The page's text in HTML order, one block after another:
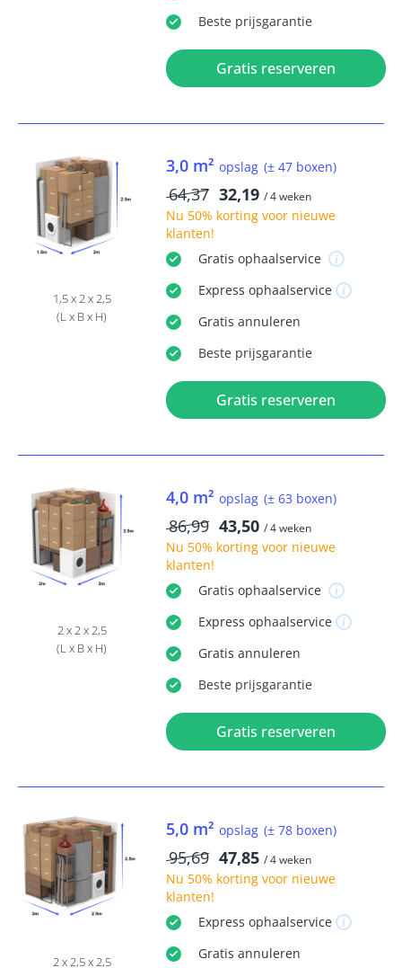
Beste prijsgarantie
Gratis reserveren
1,5 x 2 x 2,5
(L x B x H)
3,0 m² opslag (± 47 boxen)
64,37 32,19 / 4 weken
Nu 50% kortingvoor nieuwe
klanten!
Gratis ophaalservice
Express ophaalservice
Gratis annuleren
Beste prijsgarantie
Gratis reserveren
2 x 2 x 2,5
(L x B x H)
4,0 m² opslag (± 63 boxen)
86,99 43,50 / 4 weken
Nu 50% kortingvoor nieuwe
klanten!
Gratis ophaalservice
Express ophaalservice
Gratis annuleren
Beste prijsgarantie
Gratis reserveren
2 x 2,5 x 2,5
5,0 m² opslag (± 78 boxen)
95,69 47,85 / 4 weken
Nu 50% kortingvoor nieuwe
klanten!
Express ophaalservice
Gratis annuleren